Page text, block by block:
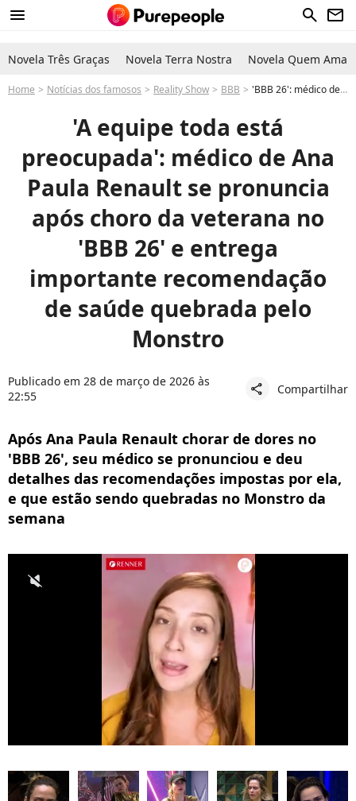
menu search newsletter
Novela Três Graças Novela Terra Nostra Novela Quem Ama
Home Notícias dos famosos Reality Show BBB 'BBB 26': médico de Ana Paula Renault expõe estado de saúde da veterana e entrega importante recomendação de saúde quebrada pelo Monstro. 'A equipe toda está preocupada'
'A equipe toda está
preocupada': médico de Ana
Paula Renault se pronuncia
após choro da veterana no
'BBB 26' e entrega
importante recomendação
de saúde quebrada pelo
Monstro
Publicado em 28 de março de 2026 às
22:55
share Compartilhar
Após Ana Paula Renault chorar de dores no
'BBB 26', seu médico se pronunciou e deu
detalhes das recomendações impostas por ela,
e que estão sendo quebradas no Monstro da
semana